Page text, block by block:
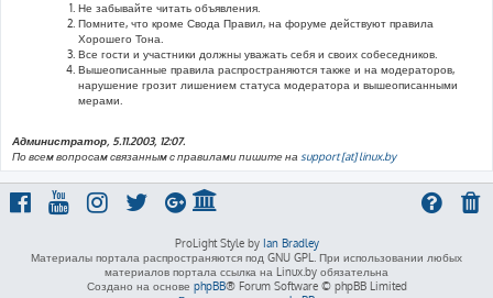
Не забывайте читать объявления.
Помните, что кроме Свода Правил, на форуме действуют правила
Хорошего Тона.
Все гости и участники должны уважать себя и своих собеседников.
Вышеописанные правила распространяются также и на модераторов,
нарушение грозит лишением статуса модератора и вышеописанными
мерами.
Администратор, 5.11.2003, 12:07.
По всем вопросам связанным с правилами пишите на support [at] linux.by
ProLight Style by Ian Bradley
Материалы портала распространяются под GNU GPL. При использовании любых
материалов портала ссылка на Linux.by обязательна
Создано на основе phpBB® Forum Software © phpBB Limited